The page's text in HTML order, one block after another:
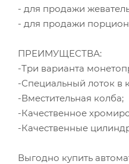
- для продажи
- для продажи
ПРЕИМУЩЕСТВА:
-Три варианта
-Специальный лоток в
-Вместительная колба;
-Качественное
-Качественные
Выгодно купить